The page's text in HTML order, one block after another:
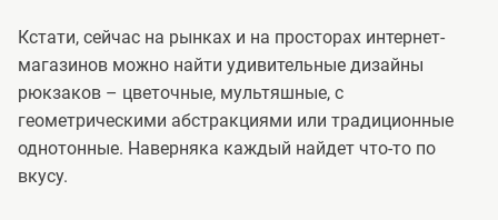
Кстати, сейчас на рынках и на просторах интернет-
магазинов можно найти удивительные дизайны
рюкзаков – цветочные, мультяшные, с
геометрическими абстракциями или традиционные
однотонные. Наверняка каждый найдет что-то по
вкусу.